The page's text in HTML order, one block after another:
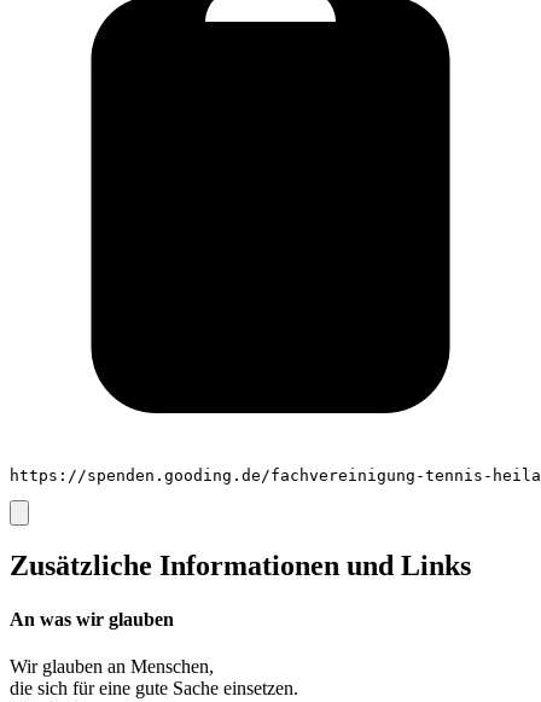
https://spenden.gooding.de/fachvereinigung-tennis-
Zusätzliche Informationen und Links
An was wir glauben
Wir glauben an Menschen,
die sich für eine gute Sache einsetzen.